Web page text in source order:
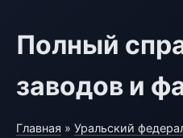
Полный
заводов и
Главная » Уральский